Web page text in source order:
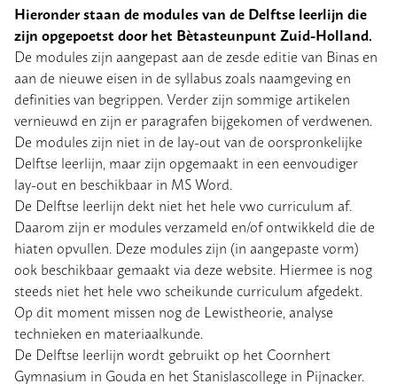
Hieronder staan de modules van de Delftse leerlijn die
zijn opgepoetst door het Bètasteunpunt Zuid-Holland.
De modules zijn aangepast aan de zesde editie van Binas en
aan de nieuwe eisen in de syllabus zoals naamgeving en
definities van begrippen. Verder zijn sommige artikelen
vernieuwd en zijn er paragrafen bijgekomen of verdwenen.
De modules zijn niet in de lay-out van de oorspronkelijke
Delftse leerlijn, maar zijn opgemaakt in een eenvoudiger
lay-out en beschikbaar in MS Word.
De Delftse leerlijn dekt niet het hele vwo curriculum af.
Daarom zijn er modules verzameld en/of ontwikkeld die de
hiaten opvullen. Deze modules zijn (in aangepaste vorm)
ook beschikbaar gemaakt via deze website. Hiermee is nog
steeds niet het hele vwo scheikunde curriculum afgedekt.
Op dit moment missen nog de Lewistheorie, analyse
technieken en materiaalkunde.
De Delftse leerlijn wordt gebruikt op het Coornhert
Gymnasium in Gouda en het Stanislascollege in Pijnacker.